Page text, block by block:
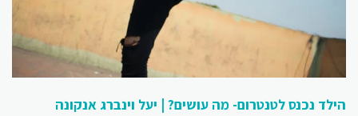
הילד נכנס לטנטרום- מה עושים? | יעל וינברג אנקונה